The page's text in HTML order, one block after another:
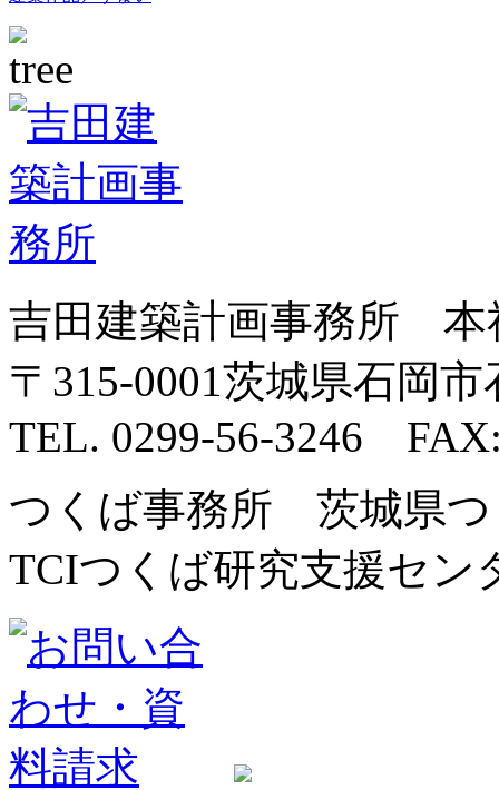
吉田建築計画事務所 本
〒315-0001茨城県石岡市
TEL. 0299-56-3246
つくば事務所 茨城県つ
TCIつくば研究支援セン